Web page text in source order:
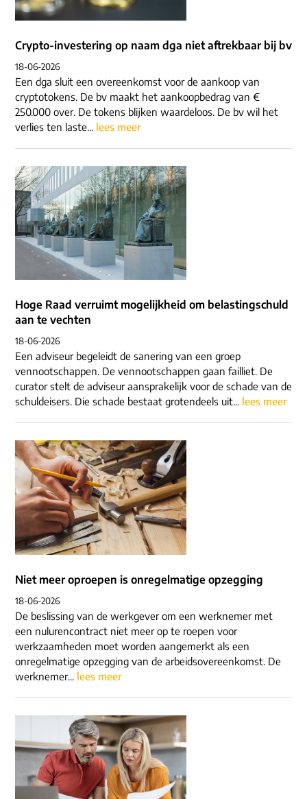
Crypto-investering op naam dga niet aftrekbaar bij bv
18-06-2026
Een dga sluit een overeenkomst voor de aankoop van
cryptotokens. De bv maakt het aankoopbedrag van €
250.000 over. De tokens blijken waardeloos. De bv wil het
verlies ten laste... lees meer
Hoge Raad verruimt mogelijkheid om belastingschuld
aan te vechten
18-06-2026
Een adviseur begeleidt de sanering van een groep
vennootschappen. De vennootschappen gaan failliet. De
curator stelt de adviseur aansprakelijk voor de schade van de
schuldeisers. Die schade bestaat grotendeels uit... lees meer
Niet meer oproepen is onregelmatige opzegging
18-06-2026
De beslissing van de werkgever om een werknemer met
een nulurencontract niet meer op te roepen voor
werkzaamheden moet worden aangemerkt als een
onregelmatige opzegging van de arbeidsovereenkomst. De
werknemer... lees meer